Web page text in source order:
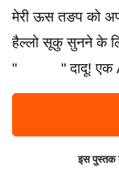
मेरी ऊस तङप को
हैल्लो सूकु सुनने के
" " दादू! एक AI
इस पुस्तक